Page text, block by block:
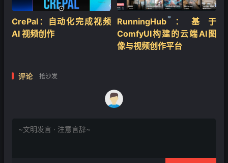
CrePal：自动化完成视频
AI 视频创作
RunningHub：基于
ComfyUI构建的云端AI图
像与视频创作平台
评论 抢沙发